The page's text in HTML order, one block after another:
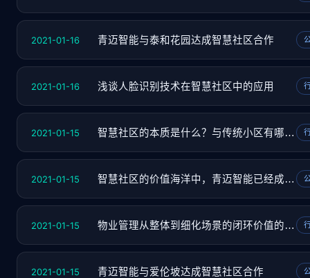
2021-01-16 青迈智能与泰和花园达成智慧社区合作
2021-01-16 浅谈人脸识别技术在智慧社区中的应用
2021-01-15 智慧社区的本质是什么？与传统小区有哪些区别
2021-01-15 智慧社区的价值海洋中，青迈智能已经成为那艘
2021-01-15 物业管理从整体到细化场景的闭环价值的体现
2021-01-15 青迈智能与爱伦坡达成智慧社区合作